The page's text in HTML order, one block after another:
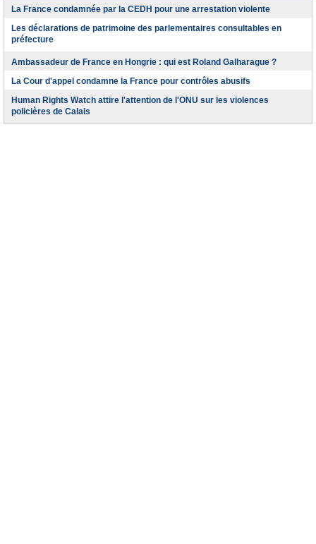
La France condamnée par la CEDH pour une arrestation violente
Les déclarations de patrimoine des parlementaires consultables en
préfecture
Ambassadeur de France en Hongrie : qui est Roland Galharague ?
La Cour d'appel condamne la France pour contrôles abusifs
Human Rights Watch attire l'attention de l'ONU sur les violences
policières de Calais